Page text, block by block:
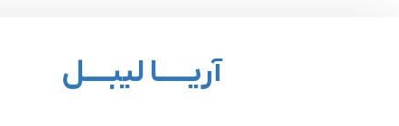
آریـــــا لیبــــل